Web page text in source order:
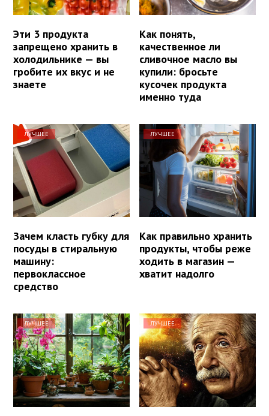
Эти 3 продукта
запрещено хранить в
холодильнике — вы
гробите их вкус и не
знаете
Как понять,
качественное ли
сливочное масло вы
купили: бросьте
кусочек продукта
именно туда
ЛУЧШЕЕ
Зачем класть губку для
посуды в стиральную
машину:
первоклассное
средство
ЛУЧШЕЕ
Как правильно хранить
продукты, чтобы реже
ходить в магазин —
хватит надолго
ЛУЧШЕЕ ЛУЧШЕЕ